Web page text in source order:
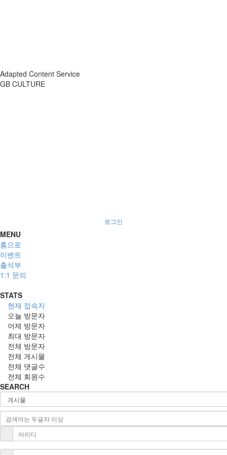
Adapted Content Service
GB CULTURE
로그인
MENU
홈으로
이벤트
출석부
1:1 문의
STATS
현재 접속자
오늘 방문자
어제 방문자
최대 방문자
전체 방문자
전체 게시물
전체 댓글수
전체 회원수
SEARCH